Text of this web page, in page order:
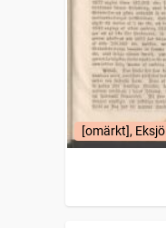
[omärkt], Eksjö